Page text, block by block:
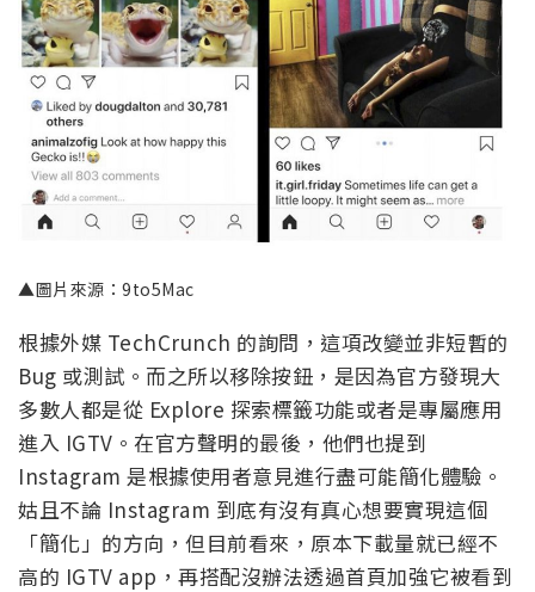
▲圖片來源：9to5Mac
根據外媒 TechCrunch 的詢問，這項改變並非短暫的
Bug 或測試。而之所以移除按鈕，是因為官方發現大
多數人都是從 Explore 探索標籤功能或者是專屬應用
進入 IGTV。在官方聲明的最後，他們也提到
Instagram 是根據使用者意見進行盡可能簡化體驗。
姑且不論 Instagram 到底有沒有真心想要實現這個
「簡化」的方向，但目前看來，原本下載量就已經不
高的 IGTV app，再搭配沒辦法透過首頁加強它被看到